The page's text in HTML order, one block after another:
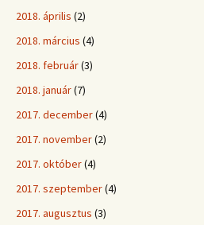
2018. április (2)
2018. március (4)
2018. február(3)
2018. január(7)
2017. december(4)
2017. november(2)
2017. október(4)
2017. szeptember(4)
2017. augusztus (3)